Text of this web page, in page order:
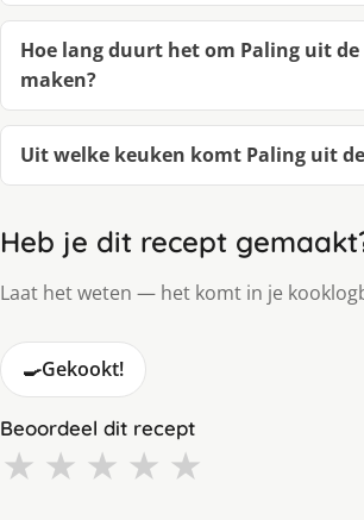
Hoe lang duurt het om Paling uit de
maken?
Uit welke keuken komt Paling uit
Heb je dit recept
Laat het weten — het komt in je
🍳Gekookt!
Beoordeel dit recept
★ ★ ★ ★ ★